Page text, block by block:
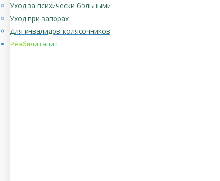
Уход за психически больными
Уход при запорах
Для инвалидов-колясочников
Реабилитация